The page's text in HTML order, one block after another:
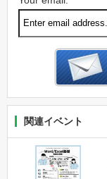
関連イベント